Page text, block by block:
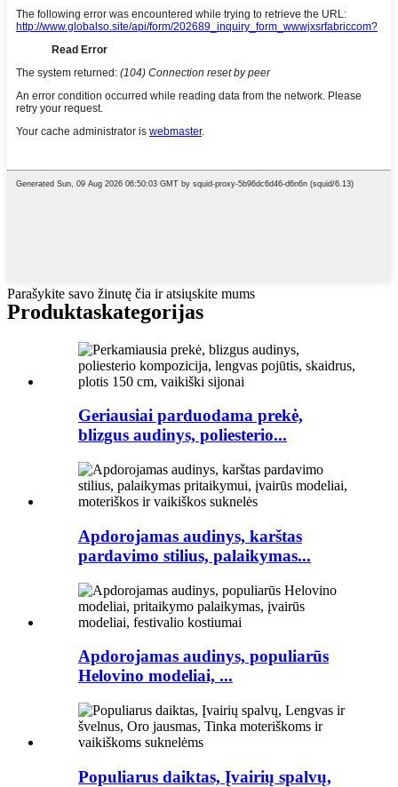
Parašykite savo žinutę čia ir atsiųskite mums
Produktaskategorijas
Geriausiai parduodama prekė,
blizgus audinys, poliesterio...
Apdorojamas audinys, karštas
pardavimo stilius, palaikymas...
Apdorojamas audinys, populiarūs
Helovino modeliai, ...
Populiarus daiktas, Įvairių spalvų,